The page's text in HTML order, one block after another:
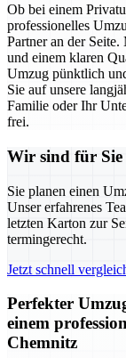
Ob bei einem
professionelles
Partner an der
und einem klaren
Umzug pünktlich
Sie auf unsere
Familie oder Ihr
frei.
Wir sind für Sie
Sie planen einen
Unser erfahrenes
letzten Karton zur
termingerecht.
Jetzt schnell
Perfekter
einem
Chemnitz